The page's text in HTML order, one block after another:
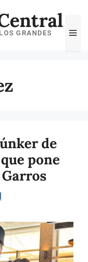
GRANDES
de
pone